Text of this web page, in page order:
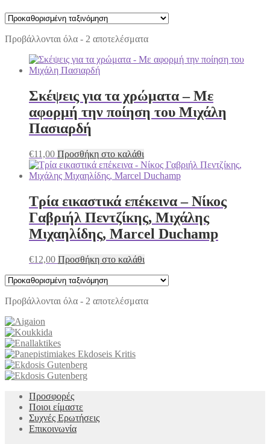
Προβάλλονται όλα - 2 αποτελέσματα
Σκέψεις για τα χρώματα – Με
αφορμή την ποίηση του Μιχάλη
Πασιαρδή
€11,00 Προσθήκη στο καλάθι
Τρία εικαστικά επέκεινα – Νίκος
Γαβριήλ Πεντζίκης, Μιχάλης
Μιχαηλίδης, Marcel Duchamp
€12,00 Προσθήκη στο καλάθι
Προβάλλονται όλα - 2 αποτελέσματα
Προσφορές
Ποιοι είμαστε
Συχνές Ερωτήσεις
Επικοινωνία